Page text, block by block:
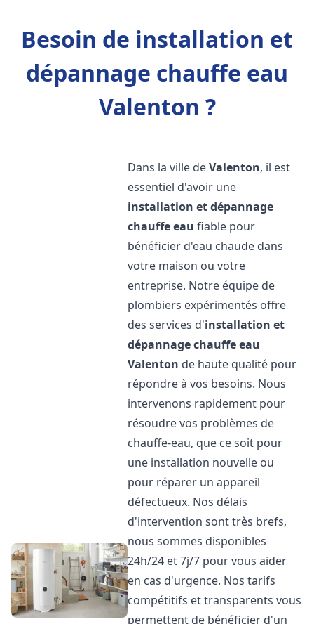
Besoin de installation et
dépannage chauffe eau
Valenton ?
Dans la ville deValenton, il est
essentiel d'avoir une
installation et dépannage
chauffe eau fiable pour
bénéficier d'eau chaude dans
votre maison ou votre
entreprise. Notre équipe de
plombiers expérimentés offre
des services d'installation et
dépannage chauffe eau
Valenton de haute qualité pour
répondre à vos besoins. Nous
intervenons rapidement pour
résoudre vos problèmes de
chauffe-eau, que ce soit pour
une installation nouvelle ou
pour réparer un appareil
défectueux. Nos délais
d'intervention sont très brefs,
nous sommes disponibles
24h/24 et 7j/7 pour vous aider
en cas d'urgence. Nos tarifs
compétitifs et transparents vous
permettent de bénéficier d'un